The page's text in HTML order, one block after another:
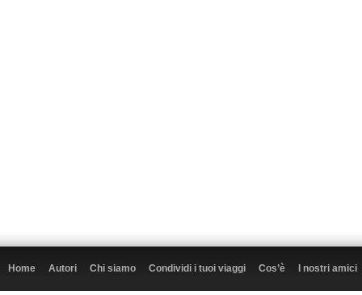
Home Autori Chi siamo Condividi i tuoi viaggi Cos’è I nostri amici